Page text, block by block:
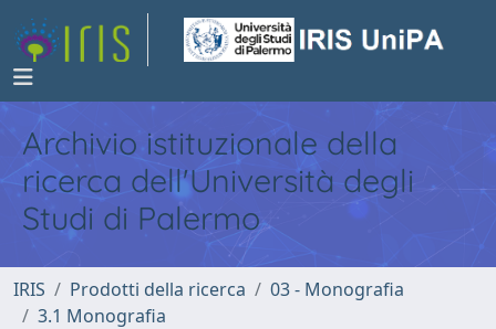
Archivio istituzionale della
ricerca dell'Università degli
Studi di Palermo
IRIS Prodotti della ricerca
03 - Monografia
3.1 Monografia